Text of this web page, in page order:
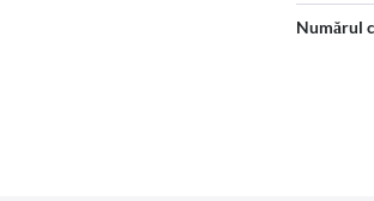
Numărul